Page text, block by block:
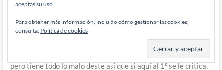
Bueno yo sé que hay 3 pero sólo soy capaz de distinguir al 1º.
Veo las diferencias entre los otros 2 pero no sé quién es Adam
y quién es Andy y quién es el encumbrado (sé que uno de los 2
es menos apreciado). Así que me corrijo. El Kubert destos
cómics es un mal dibujante, ahí y ahora. Es mejor que J. Lee
pero tiene todo lo malo deste así que si aquí al 1º se le critica,
aceptas su uso.
Para obtener más información, incluido cómo gestionar las cookies,
consulta: Política de cookies